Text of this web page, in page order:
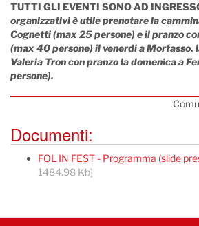
TUTTI GLI EVENTI SONO AD
organizzativi è utile prenotare la
Cognetti (max 25 persone) e il pranzo
(max 40 persone) il venerdi a Morfasso,
Valeria Tron con pranzo la domenica a
persone).
Documenti:
FOL IN FEST - Programma (slide
1484.98 Kb]